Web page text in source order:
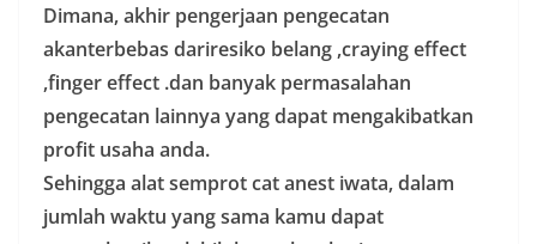
Dimana, akhir pengerjaan pengecatan
akanterbebas dariresiko belang ,craying effect
,finger effect .dan banyak permasalahan
pengecatan lainnya yang dapat mengakibatkan
profit usaha anda.
Sehingga alat semprot cat anest iwata, dalam
jumlah waktu yang sama kamu dapat